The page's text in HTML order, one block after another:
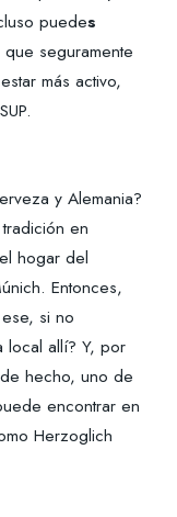
puedes
seguramente
más activo,
y Alemania?
en
hogar del
Entonces,
si no
local allí? Y, por
hecho, uno de
encontrar en
Herzoglich